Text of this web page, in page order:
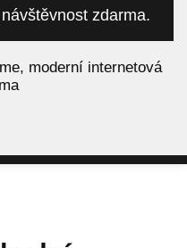
zdarma.
moderní internetová